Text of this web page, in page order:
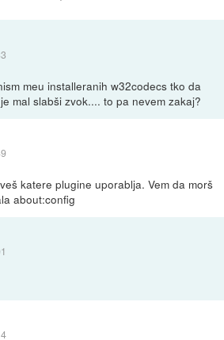
meu installeranih w32codecs tko da
mal slabši zvok.... to pa nevem zakaj?
katere plugine uporablja. Vem da morš
about:config